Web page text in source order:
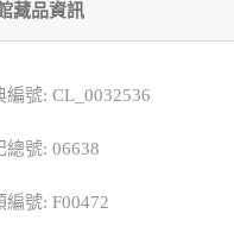
藏品資訊
編號: CL_0032536
總號: 06638
編號: F00472